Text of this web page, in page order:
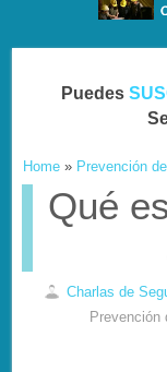
Puedes
Home » Prevención
Qué
Charlas de
Prevención